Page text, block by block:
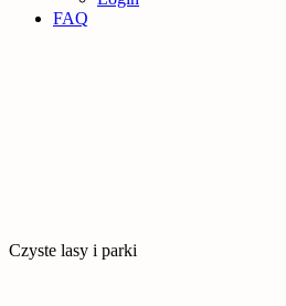
FAQ
Czyste lasy i parki